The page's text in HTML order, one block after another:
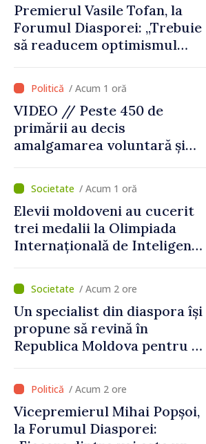
CNAS a finanțat plata
indemnizațiilor pentru
familiile cu copii și a celor
temporară de muncă
/ Acum 1 oră
VIDEO // Peste 450 de
primării au decis
amalgamarea voluntară și
pentru investiții. Igor
Grosu: „Este important să
depășim blocajele și să dăm o
șansă localităților să se
dezvolte”
/ Acum 1 oră
Elevii moldoveni au cucerit
trei medalii la Olimpiada
Internațională de Inteligență
/ Acum 2 ore
Un specialist din diaspora își
propune să revină în
Republica Moldova pentru a
registrului naval național
/ Acum 2 ore
Vicepremierul Mihai Popșoi,
la Forumul Diasporei: